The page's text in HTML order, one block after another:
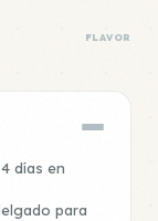
FLAVOR
días en
para